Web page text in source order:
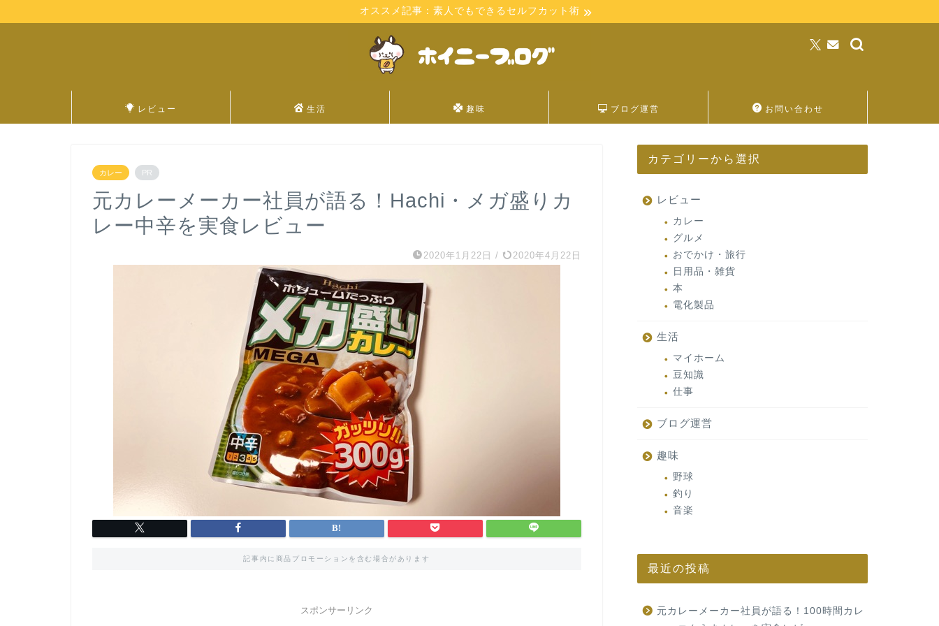
オススメ記事：素人でもできるセルフカット術
レビュー 生活 趣味 ブログ運営 お問い合わせ
カレー PR
元カレーメーカー社員が語る！Hachi・メガ盛りカ
レー中辛を実食レビュー
2020年1月22日 / 2020年4月22日
記事内に商品プロモーションを含む場合があります
スポンサーリンク
カテゴリーから選択
レビュー
カレー
グルメ
おでかけ・旅行
日用品・雑貨
本
電化製品
生活
マイホーム
豆知識
仕事
ブログ運営
趣味
野球
釣り
音楽
最近の投稿
元カレーメーカー社員が語る！100時間カレ